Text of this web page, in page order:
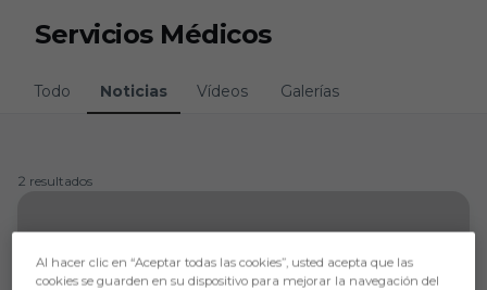
Servicios Médicos
Todo Noticias Vídeos Galerías
2 resultados
Al hacer clic en “Aceptar todas las cookies”, usted acepta que las
cookies se guarden en su dispositivo para mejorar la navegación del